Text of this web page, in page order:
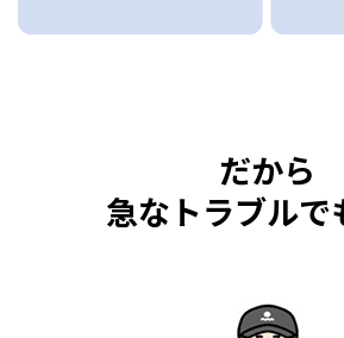
だから
急なトラブルで